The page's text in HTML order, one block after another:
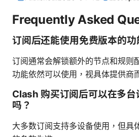
Frequently Asked
订阅后还能使用免费版本的功
订阅通常会解锁额外的节点和规则
功能依然可以使用，视具体提供商
Clash 购买订阅后可以在多台
吗？
大多数订阅支持多设备使用，但具